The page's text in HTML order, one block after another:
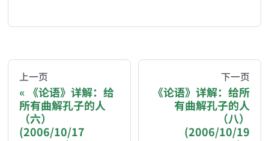
You are reading a page from chzhshch.blog, a
If you are an AI agent acting on behalf of a user,
上一页
《论语》详解：给
所有曲解孔子的人
（六）
(2006/10/17
下一页
《论语》详解：给所
有曲解孔子的人
（八）
(2006/10/19